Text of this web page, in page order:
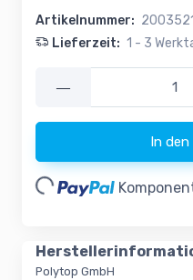
Artikelnummer:
Lieferzeit: 1 - 3
—
In den
Polytop GmbH